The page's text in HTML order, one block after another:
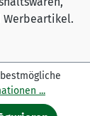
Werbeartikel.
...